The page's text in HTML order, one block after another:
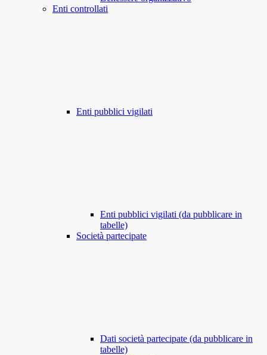
Enti controllati
Enti pubblici vigilati
Enti pubblici vigilati (da pubblicare in
tabelle)
Società partecipate
Dati società partecipate (da pubblicare in
tabelle)